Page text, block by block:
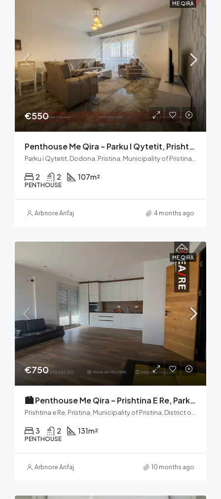
ME QIRA
€550
Penthouse Me Qira – Parku I Qytetit, Prishtinë
Parku i Qytetit, Dodona, Pristina, Municipality of Pristina, District of Prishtina, Kosovo
2 2 107m²
PENTHOUSE
Arbnore Arifaj 4 months ago
ME QIRA
€750
🏙️ Penthouse Me Qira – Prishtina E Re, Park Rezidence
Prishtina e Re, Pristina, Municipality of Pristina, District of Prishtina, 10000, Kosovo
3 2 131m²
PENTHOUSE
Arbnore Arifaj 10 months ago